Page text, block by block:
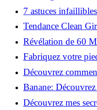
pour Chaque
7 astuces
rapidement !
Tendance Clean
l'adoptent?
Révélation de 60
Découvrez le
peau!
Fabriquez votre
tutoriel facile !
Découvrez
Techniques pour
Banane:
beauté!
Découvrez mes